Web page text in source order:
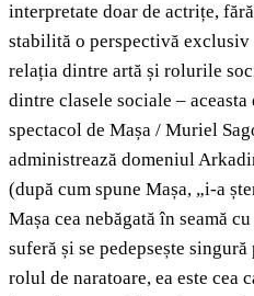
interpretate doar de actrițe,
stabilită o perspectivă
relația dintre artă și rolurile
dintre clasele sociale –
spectacol de Mașa / Muriel
administrează domeniul
(după cum spune Mașa, „i-a
Mașa cea nebăgată în seamă
suferă și se pedepsește
rolul de naratoare, ea este cea